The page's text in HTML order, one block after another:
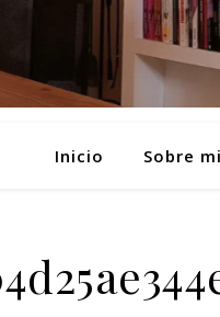
Inicio Sobre mi